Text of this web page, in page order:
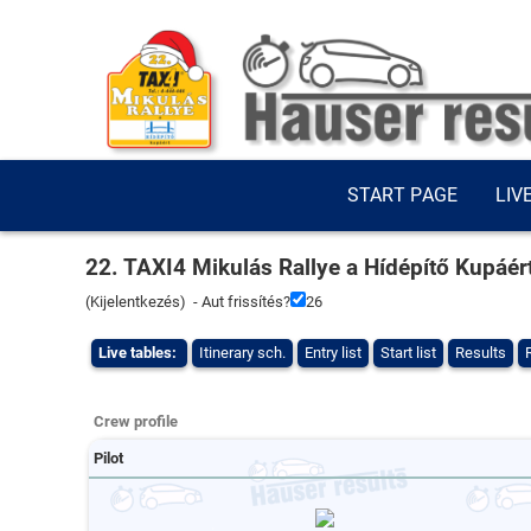
START PAGE
22. TAXI4 Mikulás Rallye a Hídépítő
(Kijelentkezés) - Aut frissítés? 26
Live tables: Itinerary sch. Entry list Start list Results
Crew profile
Pilot